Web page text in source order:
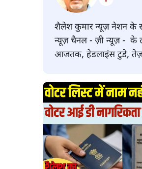
शैलेश कुमार न्यूज़ नेशन के
न्यूज़ चैनल - ज़ी न्यूज़ - के
आजतक, हेडलाइंस टुडे, तेज़